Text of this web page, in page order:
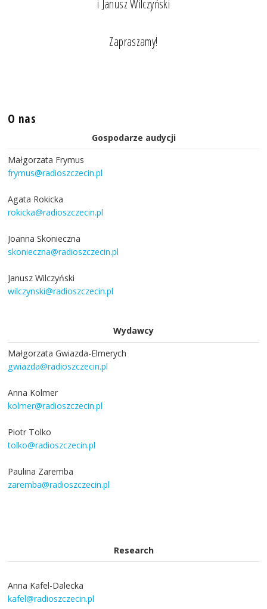
i Janusz Wilczyński
Zapraszamy!
O nas
Gospodarze audycji
Małgorzata Frymus
frymus@radioszczecin.pl
Agata Rokicka
rokicka@radioszczecin.pl
Joanna Skonieczna
skonieczna@radioszczecin.pl
Janusz Wilczyński
wilczynski@radioszczecin.pl
Wydawcy
Małgorzata Gwiazda-Elmerych
gwiazda@radioszczecin.pl
Anna Kolmer
kolmer@radioszczecin.pl
Piotr Tolko
tolko@radioszczecin.pl
Paulina Zaremba
zaremba@radioszczecin.pl
Research
Anna Kafel-Dalecka
kafel@radioszczecin.pl